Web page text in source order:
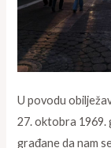
U povodu
27. oktobra 1969.
građane da nam
u
trenucima
krize